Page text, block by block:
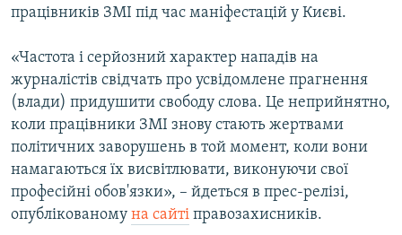
ДЕПОРТАЦІЯ
СВІДЧЕННЯ ОКУПАЦІЇ
УКРАЇНСЬКА ПРОБЛЕМА КРИМУ
ІНФОГРАФІКА
ЯК ОБІЙТИ БЛОКУВАННЯ
Русский
Qırımtatar
ДОЛУЧАЙСЯ!
Усі сайти RFE/RL
працівників ЗМІ під час маніфестацій у Києві.
«Частота і серйозний характер нападів на
журналістів свідчать про усвідомлене прагнення
(влади) придушити свободу слова. Це неприйнятно,
коли працівники ЗМІ знову стають жертвами
політичних заворушень в той момент, коли вони
намагаються їх висвітлювати, виконуючи свої
професійні обов'язки», – йдеться в прес-релізі,
опублікованому на сайті правозахисників.